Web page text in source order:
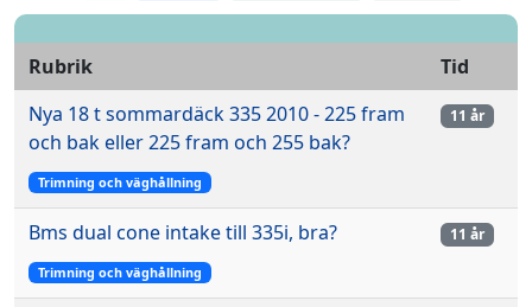
Rubrik
Tid
Nya 18 t sommardäck 335 2010 - 225 fram
och bak eller 225 fram och 255 bak?
Trimning och väghållning
11 år
Bms dual cone intake till 335i, bra?
Trimning och väghållning
11 år